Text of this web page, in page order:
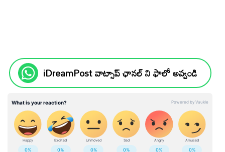
iDreamPost వాట్సాప్ ఛానల్ ని ఫాలో అవ్వండి